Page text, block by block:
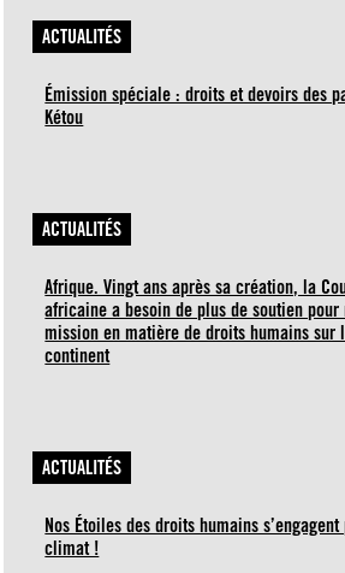
ACTUALITÉS
Émission spéciale : droits et devoirs des
Kétou
ACTUALITÉS
Afrique. Vingt ans après sa création, la
africaine a besoin de plus de soutien pour
mission en matière de droits humains sur
continent
ACTUALITÉS
Nos Étoiles des droits humains
climat !